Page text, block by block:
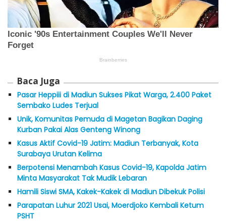
Baca Juga
Pasar Heppiii di Madiun Sukses Pikat Warga, 2.400 Paket
Sembako Ludes Terjual
Unik, Komunitas Pemuda di Magetan Bagikan Daging
Kurban Pakai Alas Genteng Winong
Kasus Aktif Covid-19 Jatim: Madiun Terbanyak, Kota
Surabaya Urutan Kelima
Berpotensi Menambah Kasus Covid-19, Kapolda Jatim
Minta Masyarakat Tak Mudik Lebaran
Hamili Siswi SMA, Kakek-Kakek di Madiun Dibekuk Polisi
Parapatan Luhur 2021 Usai, Moerdjoko Kembali Ketum
PSHT